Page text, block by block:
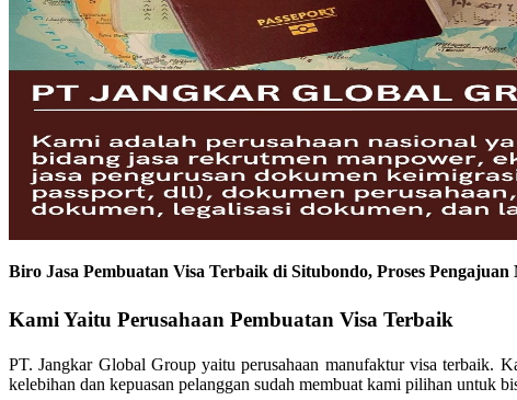
Biro Jasa Pembuatan Visa Terbaik di Situbondo, Proses
Kami Yaitu Perusahaan Pembuatan Visa Terbaik
PT. Jangkar Global Group yaitu perusahaan manufaktur visa terbaik.
kelebihan dan kepuasan pelanggan sudah membuat kami pilihan untuk